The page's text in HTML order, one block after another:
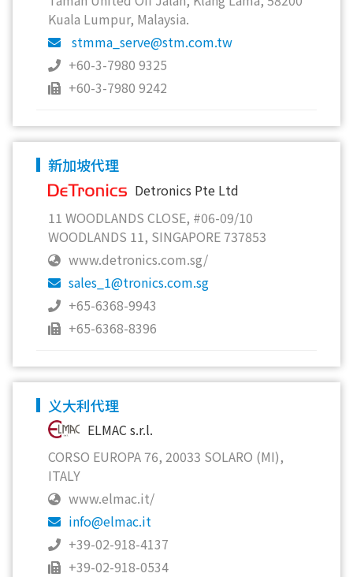
Kuala Lumpur, Malaysia.
stmma_serve@stm.com.tw
+60-3-7980 9325
+60-3-7980 9242
新加坡代理
Detronics Pte Ltd
11 WOODLANDS CLOSE, #06-09/10
WOODLANDS 11, SINGAPORE 737853
www.detronics.com.sg/
sales_1@tronics.com.sg
+65-6368-9943
+65-6368-8396
义大利代理
ELMAC s.r.l.
CORSO EUROPA 76, 20033 SOLARO (MI),
ITALY
www.elmac.it/
info@elmac.it
+39-02-918-4137
+39-02-918-0534